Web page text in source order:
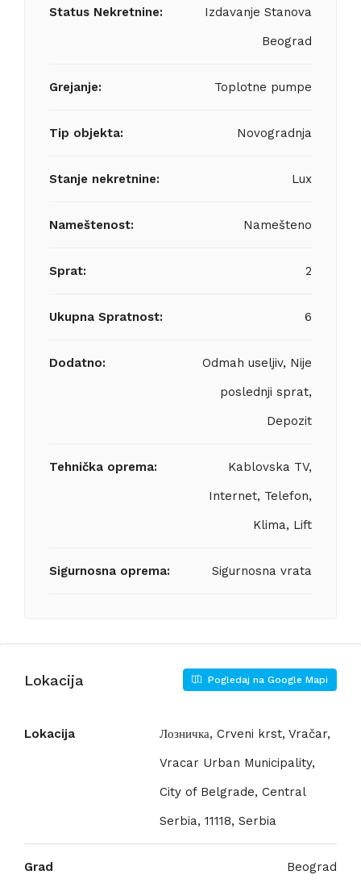
Status Nekretnine:
Izdavanje Stanova
Beograd
Grejanje: Toplotne pumpe
Tip objekta: Novogradnja
Stanje nekretnine: Lux
Nameštenost: Namešteno
Sprat: 2
Ukupna Spratnost: 6
Dodatno:
Odmah useljiv, Nije
poslednji sprat,
Depozit
Tehnička oprema:
Kablovska TV,
Internet, Telefon,
Klima, Lift
Sigurnosna oprema: Sigurnosna vrata
Lokacija Pogledaj na Google Mapi
Lokacija
Лозничка, Crveni krst, Vračar,
Vracar Urban Municipality,
City of Belgrade, Central
Serbia, 11118, Serbia
Grad Beograd